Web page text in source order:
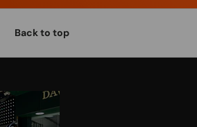
Back to top